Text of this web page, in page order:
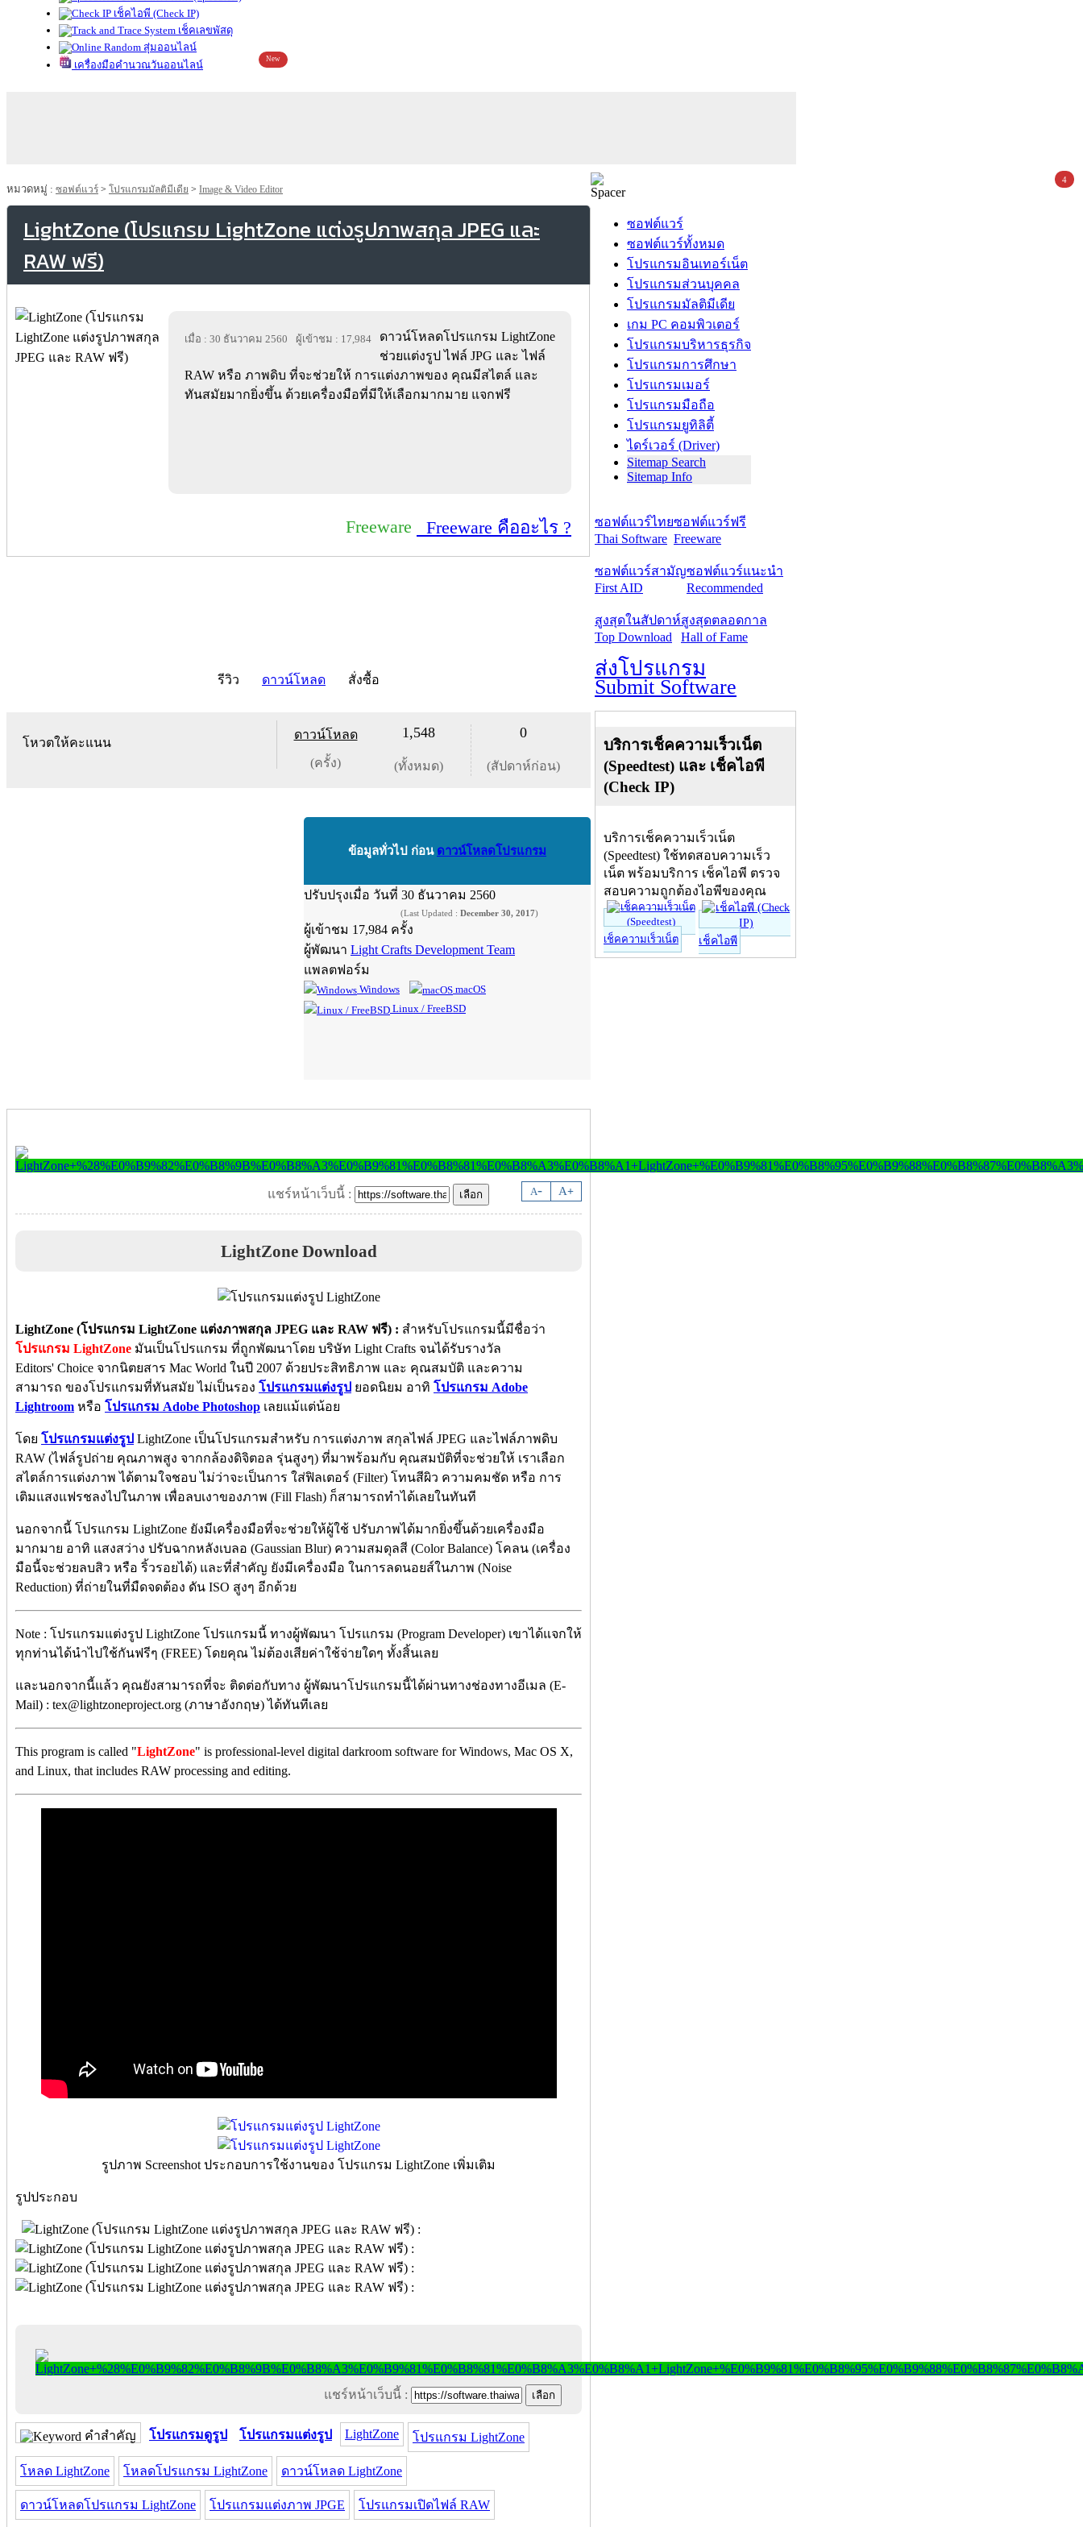
เช็คไอพี (Check IP)
เช็คเลขพัสดุ
สุ่มออนไลน์
เครื่องมือคำนวณวันออนไลน์
New
หมวดหมู่ : ซอฟต์แวร์ > โปรแกรมมัลติมีเดีย > Image & Video Editor
LightZone (โปรแกรม LightZone แต่งรูปภาพสกุล JPEG และ
RAW ฟรี)
เมื่อ : 30 ธันวาคม 2560 ผู้เข้าชม : 17,984
ดาวน์โหลดโปรแกรม LightZone
ช่วยแต่งรูป ไฟล์ JPG และ ไฟล์
RAW หรือ ภาพดิบ ที่จะช่วยให้ การแต่งภาพของ คุณมีสไตล์ และ
ทันสมัยมากยิ่งขึ้น ด้วยเครื่องมือที่มีให้เลือกมากมาย แจกฟรี
Freeware Freeware คืออะไร ?
รีวิว ดาวน์โหลด สั่งซื้อ
โหวตให้คะแนน
ดาวน์โหลด
(ครั้ง)
1,548
(ทั้งหมด)
0
(สัปดาห์ก่อน)
ข้อมูลทั่วไป ก่อน ดาวน์โหลดโปรแกรม
ปรับปรุงเมื่อ วันที่ 30 ธันวาคม 2560
(Last Updated : December 30, 2017)
ผู้เข้าชม 17,984 ครั้ง
ผู้พัฒนา Light Crafts Development Team
แพลตฟอร์ม
Windows
macOS
Linux / FreeBSD
A- A+
แชร์หน้าเว็บนี้ :
LightZone Download
LightZone (โปรแกรม LightZone แต่งภาพสกุล JPEG และ RAW ฟรี) : สำหรับโปรแกรมนี้มีชื่อว่า
โปรแกรม LightZone มันเป็นโปรแกรม ที่ถูกพัฒนาโดย บริษัท Light Crafts จนได้รับรางวัล
Editors' Choice จากนิตยสาร Mac World ในปี 2007 ด้วยประสิทธิภาพ และ คุณสมบัติ และความ
สามารถ ของโปรแกรมที่ทันสมัย ไม่เป็นรอง โปรแกรมแต่งรูป ยอดนิยม อาทิ โปรแกรม Adobe
Lightroom หรือ โปรแกรม Adobe Photoshop เลยแม้แต่น้อย
โดย โปรแกรมแต่งรูป LightZone เป็นโปรแกรมสำหรับ การแต่งภาพ สกุลไฟล์ JPEG และไฟล์ภาพดิบ
RAW (ไฟล์รูปถ่าย คุณภาพสูง จากกล้องดิจิตอล รุ่นสูงๆ) ที่มาพร้อมกับ คุณสมบัติที่จะช่วยให้ เราเลือก
สไตล์การแต่งภาพ ได้ตามใจชอบ ไม่ว่าจะเป็นการ ใส่ฟิลเตอร์ (Filter) โทนสีผิว ความคมชัด หรือ การ
เติมแสงแฟรชลงไปในภาพ เพื่อลบเงาของภาพ (Fill Flash) ก็สามารถทำได้เลยในทันที
นอกจากนี้ โปรแกรม LightZone ยังมีเครื่องมือที่จะช่วยให้ผู้ใช้ ปรับภาพได้มากยิ่งขึ้นด้วยเครื่องมือ
มากมาย อาทิ แสงสว่าง ปรับฉากหลังเบลอ (Gaussian Blur) ความสมดุลสี (Color Balance) โคลน (เครื่อง
มือนี้จะช่วยลบสิว หรือ ริ้วรอยได้) และที่สำคัญ ยังมีเครื่องมือ ในการลดนอยส์ในภาพ (Noise
Reduction) ที่ถ่ายในที่มืดจดต้อง ดัน ISO สูงๆ อีกด้วย
Note : โปรแกรมแต่งรูป LightZone โปรแกรมนี้ ทางผู้พัฒนา โปรแกรม (Program Developer) เขาได้แจกให้
ทุกท่านได้นำไปใช้กันฟรีๆ (FREE) โดยคุณ ไม่ต้องเสียค่าใช้จ่ายใดๆ ทั้งสิ้นเลย
และนอกจากนี้แล้ว คุณยังสามารถที่จะ ติดต่อกับทาง ผู้พัฒนาโปรแกรมนี้ได้ผ่านทางช่องทางอีเมล (E-
Mail) : tex@lightzoneproject.org (ภาษาอังกฤษ) ได้ทันทีเลย
This program is called "LightZone" is professional-level digital darkroom software for Windows, Mac OS X,
and Linux, that includes RAW processing and editing.
รูปภาพ Screenshot ประกอบการใช้งานของ โปรแกรม LightZone เพิ่มเติม
รูปประกอบ
แชร์หน้าเว็บนี้ :
คำสำคัญ โปรแกรมดูรูป โปรแกรมแต่งรูป LightZone โปรแกรม LightZone
โหลด LightZone โหลดโปรแกรม LightZone ดาวน์โหลด LightZone
ดาวน์โหลดโปรแกรม LightZone โปรแกรมแต่งภาพ JPGE โปรแกรมเปิดไฟล์ RAW
ซอฟต์แวร์
ซอฟต์แวร์ทั้งหมด
โปรแกรมอินเทอร์เน็ต
โปรแกรมส่วนบุคคล
โปรแกรมมัลติมีเดีย
เกม PC คอมพิวเตอร์
โปรแกรมบริหารธุรกิจ
โปรแกรมการศึกษา
โปรแกรมเมอร์
โปรแกรมมือถือ
โปรแกรมยูทิลิตี้
ไดร์เวอร์ (Driver)
Sitemap Search
Sitemap Info
ซอฟต์แวร์ไทย
Thai Software
ซอฟต์แวร์ฟรี
Freeware
ซอฟต์แวร์สามัญ
First AID
ซอฟต์แวร์แนะนำ
Recommended
สูงสุดในสัปดาห์
Top Download
สูงสุดตลอดกาล
Hall of Fame
ส่งโปรแกรม
Submit Software
บริการเช็คความเร็วเน็ต
(Speedtest) และ เช็คไอพี
(Check IP)
บริการเช็คความเร็วเน็ต
(Speedtest) ใช้ทดสอบความเร็ว
เน็ต พร้อมบริการ เช็คไอพี ตรวจ
สอบความถูกต้องไอพีของคุณ
เช็คความเร็วเน็ต เช็คไอพี
4